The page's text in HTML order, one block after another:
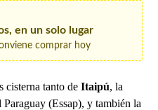
en un solo lugar
comprar hoy
cisterna tanto de Itaipú, la
(Essap), y también la